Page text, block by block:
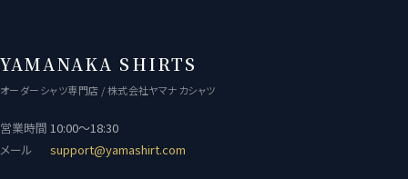
YAMANAKA SHIRTS
オーダーシャツ専門店 / 株式会社ヤマナカシャツ
営業時間 10:00〜18:30
メール
support@yamashirt.com